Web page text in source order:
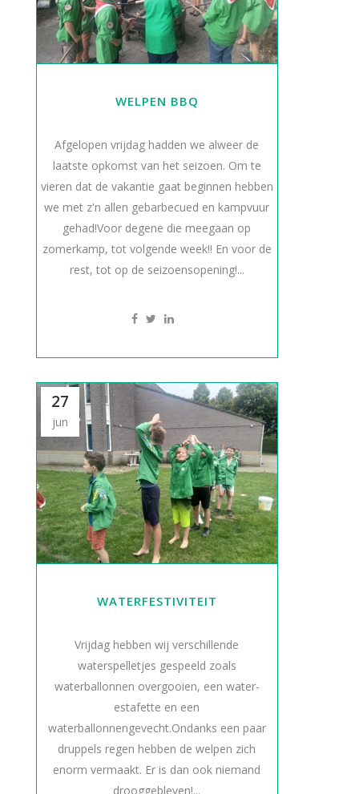
WELPEN BBQ
Afgelopen vrijdag hadden we alweer de
laatste opkomst van het seizoen. Om te
vieren dat de vakantie gaat beginnen hebben
we met z'n allen gebarbecued en kampvuur
gehad!Voor degene die meegaan op
zomerkamp, tot volgende week!! En voor de
rest, tot op de seizoensopening!...
27
jun
WATERFESTIVITEIT
Vrijdag hebben wij verschillende
waterspelletjes gespeeld zoals
waterballonnen overgooien, een water-
estafette en een
waterballonnengevecht.Ondanks een paar
druppels regen hebben de welpen zich
enorm vermaakt. Er is dan ook niemand
drooggebleven!...